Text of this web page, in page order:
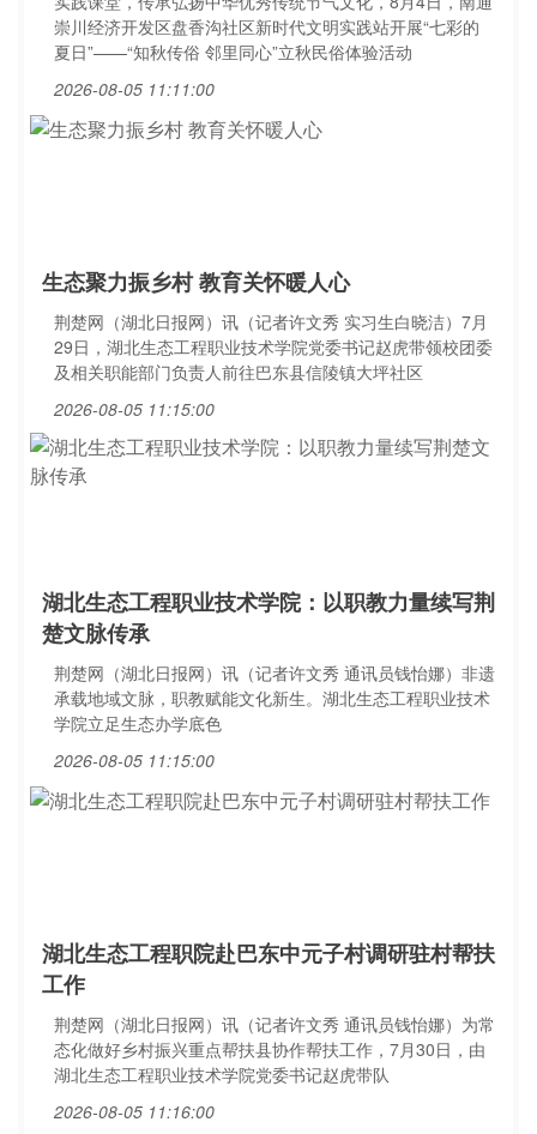
崇川经济开发区盘香沟社区新时代文明实践站开展“七彩的
夏日”——“知秋传俗 邻里同心”立秋民俗体验活动
2026-08-05 11:11:00
生态聚力振乡村 教育关怀暖人心
荆楚网（湖北日报网）讯（记者许文秀 实习生白晓洁）7月
29日，湖北生态工程职业技术学院党委书记赵虎带领校团委
及相关职能部门负责人前往巴东县信陵镇大坪社区
2026-08-05 11:15:00
湖北生态工程职业技术学院：以职教力量续写荆
楚文脉传承
荆楚网（湖北日报网）讯（记者许文秀 通讯员钱怡娜）非遗
承载地域文脉，职教赋能文化新生。湖北生态工程职业技术
学院立足生态办学底色
2026-08-05 11:15:00
湖北生态工程职院赴巴东中元子村调研驻村帮扶
工作
荆楚网（湖北日报网）讯（记者许文秀 通讯员钱怡娜）为常
态化做好乡村振兴重点帮扶县协作帮扶工作，7月30日，由
湖北生态工程职业技术学院党委书记赵虎带队
2026-08-05 11:16:00